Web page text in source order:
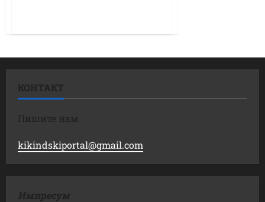
КОНТАКТ
Пишите нам
kikindskiportal@gmail.com
Импресум